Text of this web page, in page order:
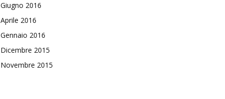
Giugno 2016
Aprile 2016
Gennaio 2016
Dicembre 2015
Novembre 2015